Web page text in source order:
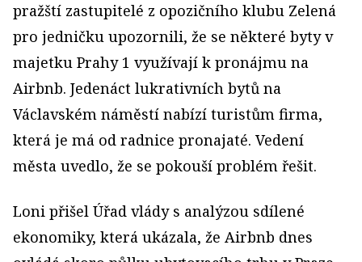
pražští zastupitelé z opozičního klubu Zelená
pro jedničku upozornili, že se některé byty v
majetku Prahy 1 využívají k pronájmu na
Airbnb. Jedenáct lukrativních bytů na
Václavském náměstí nabízí turistům firma,
která je má od radnice pronajaté. Vedení
města uvedlo, že se pokouší problém řešit.
Loni přišel Úřad vlády s analýzou sdílené
ekonomiky, která ukázala, že Airbnb dnes